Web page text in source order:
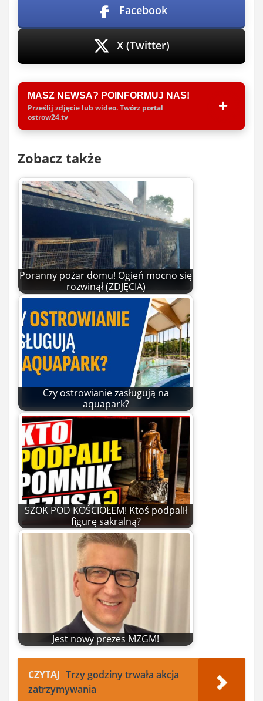
Facebook
X (Twitter)
MASZ NEWSA? POINFORMUJ NAS!
Prześlij zdjęcie lub wideo. Twórz portal
ostrow24.tv
Zobacz także
Poranny pożar domu! Ogień mocno się
rozwinął (ZDJĘCIA)
Czy ostrowianie zasługują na
aquapark?
SZOK POD KOŚCIOŁEM! Ktoś podpalił
figurę sakralną?
Jest nowy prezes MZGM!
CZYTAJ Trzy godziny trwała akcja
zatrzymywania